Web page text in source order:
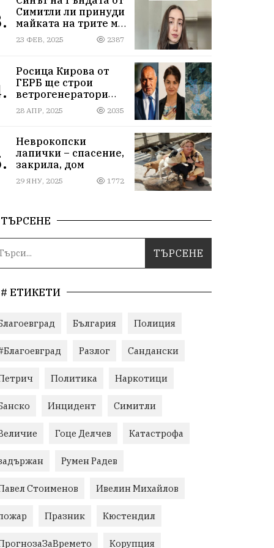
Симитли ли принуди
майката на трите му
деца да се самоубие?
Къде са
23 ФЕВ, 2025 2387
Росица Кирова от
ГЕРБ ще строи
ветрогенератори
върху пасища в
Осоговската планина
28 АПР, 2025 2035
Неврокопски
лапички – спасение,
закрила, дом
29 ЯНУ, 2025 1772
ТЪРСЕНЕ
# ЕТИКЕТИ
България Полиция
Разлог Сандански
Политика Наркотици
Инцидент Симитли
Гоце Делчев Катастрофа
Румен Радев
Стоименов Ивелин Михайлов
Празник Кюстендил
Корупция